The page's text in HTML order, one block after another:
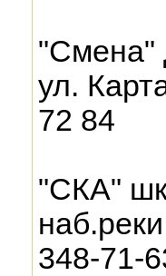
"Смена"
ул.
72 84
"СКА"
348-71-